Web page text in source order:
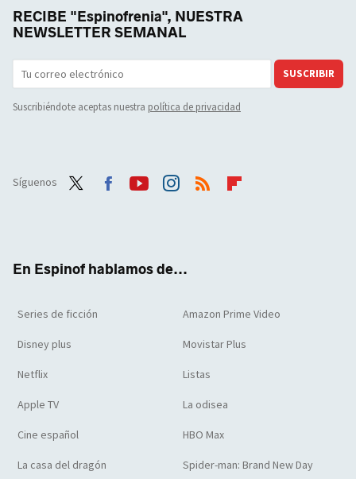
RECIBE "Espinofrenia", NUESTRA
NEWSLETTER SEMANAL
SUSCRIBIR
Suscribiéndote aceptas nuestra política de privacidad
Síguenos
En Espinof hablamos de...
Series de ficción Amazon Prime Video
Disney plus Movistar Plus
Netflix Listas
Apple TV La odisea
Cine español HBO Max
La casa del dragón Spider-man: Brand New Day